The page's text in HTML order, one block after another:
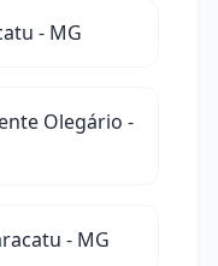
- MG
Olegário -
- MG